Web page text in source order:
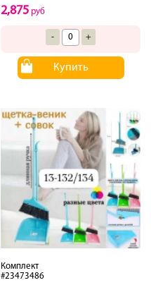
2,875 руб
- +
Купить
Комплект
#23473486